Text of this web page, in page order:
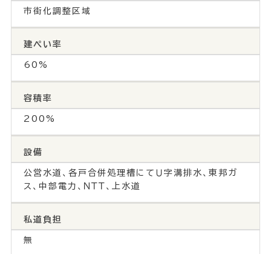
市街化調整区域
建ぺい率
60%
容積率
200%
設備
公営水道、各戸合併処理槽にてＵ字溝排水、東邦ガ
ス、中部電力、ＮＴＴ、上水道
私道負担
無